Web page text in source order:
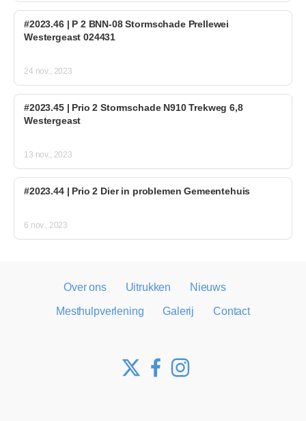
#2023.46 | P 2 BNN-08 Stormschade Prellewei
Westergeast 024431
24 nov., 2023
#2023.45 | Prio 2 Stormschade N910 Trekweg 6,8
Westergeast
13 nov., 2023
#2023.44 | Prio 2 Dier in problemen Gemeentehuis
6 nov., 2023
Over ons Uitrukken Nieuws
Mesthulpverlening Galerij Contact